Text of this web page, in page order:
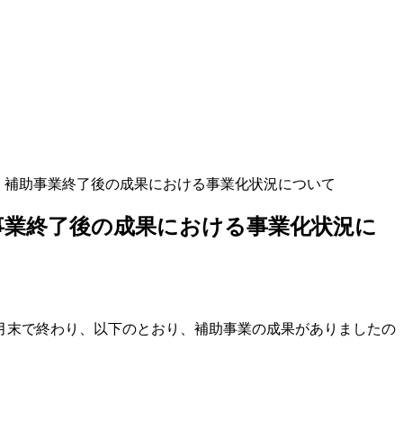
助事業終了後の成果における事業化状況について
終了後の成果における事業化状況に
で終わり、以下のとおり、補助事業の成果がありましたの